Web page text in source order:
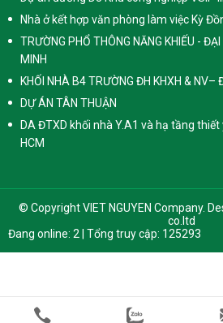
Nhà ở kết hợp văn phòng làm việc Kỳ
TRƯỜNG PHỔ THÔNG NĂNG KHIẾU - ĐẠI
MINH
KHỐI NHÀ B4 TRƯỜNG ĐH KHXH & NV–
DỰ ÁN TÂN THUẬN
DA ĐTXD khối nhà Y.A1 và hạ tầng thiết
HCM
© Copyright VIET NGUYEN Company.
co.ltd
Đang online: 2 | Tổng truy cập: 125293